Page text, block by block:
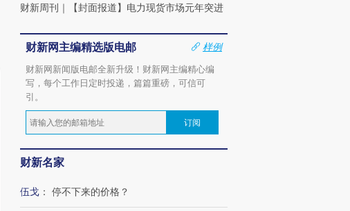
财新周刊 ｜ 【封面报道】电力现货市场元年突进
财新网主编精选版电邮
样例
财新网新闻版电邮全新升级！财新网主编精心编
写，每个工作日定时投递，篇篇重磅，可信可
引。
订阅
财新名家
伍戈 ： 停不下来的价格？